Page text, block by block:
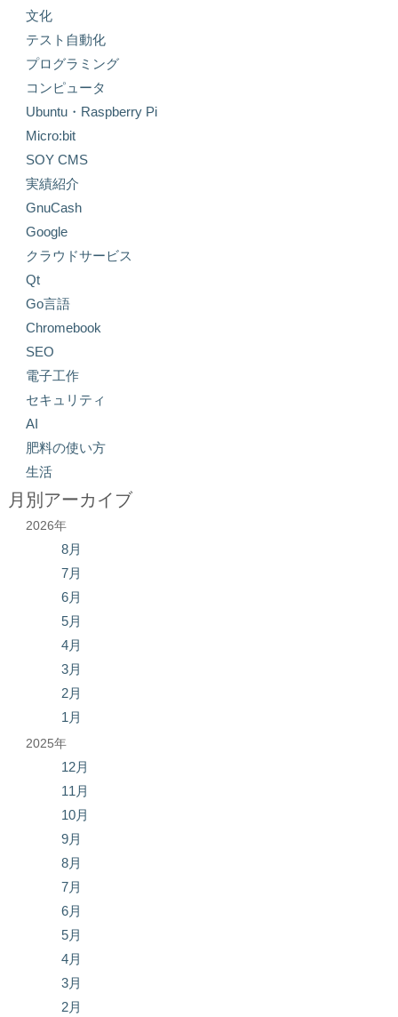
文化
テスト自動化
プログラミング
コンピュータ
Ubuntu・Raspberry Pi
Micro:bit
SOY CMS
実績紹介
GnuCash
Google
クラウドサービス
Qt
Go言語
Chromebook
SEO
電子工作
セキュリティ
AI
肥料の使い方
生活
月別アーカイブ
2026年
8月
7月
6月
5月
4月
3月
2月
1月
2025年
12月
11月
10月
9月
8月
7月
6月
5月
4月
3月
2月